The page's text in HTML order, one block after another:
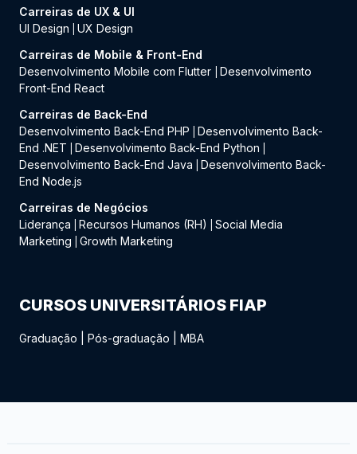
Carreiras de UX & UI
UI Design
UX Design
Carreiras de Mobile & Front-End
Desenvolvimento Mobile com Flutter
Desenvolvimento
Front-End React
Carreiras de Back-End
Desenvolvimento Back-End PHP
Desenvolvimento Back-
End .NET
Desenvolvimento Back-End Python
Desenvolvimento Back-End Java
Desenvolvimento Back-
End Node.js
Carreiras de Negócios
Liderança
Recursos Humanos (RH)
Social Media
Marketing
Growth Marketing
CURSOS UNIVERSITÁRIOS FIAP
Graduação Pós-graduação MBA